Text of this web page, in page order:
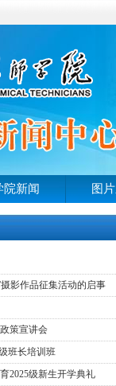
院新闻 图
影作品征集活动的启事
策宣讲会
班长培训班
2025级新生开学典礼